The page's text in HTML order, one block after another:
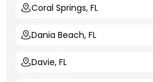
Coral Springs, FL
Dania Beach, FL
Davie, FL